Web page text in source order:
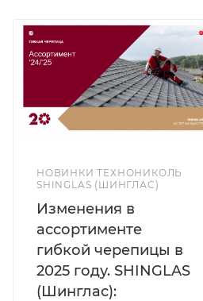
НОВИНКИ ТЕХНОНИКОЛЬ
SHINGLAS (ШИНГЛАС)
Изменения в
ассортименте
гибкой черепицы в
2025 году. SHINGLAS
(Шинглас):